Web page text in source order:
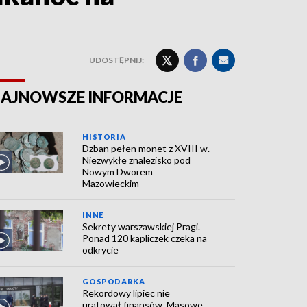
UDOSTĘPNIJ:
INFORMACJE
HISTORIA
Dzban pełen monet z XVIII w.
Niezwykłe znalezisko pod
Nowym Dworem
Mazowieckim
INNE
Sekrety warszawskiej Pragi.
Ponad 120 kapliczek czeka na
odkrycie
GOSPODARKA
Rekordowy lipiec nie
uratował finansów. Masowe